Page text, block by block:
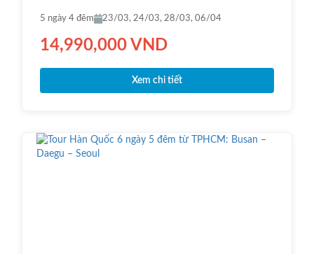
5 ngày 4 đêm 23/03, 24/03, 28/03, 06/04
14,990,000 VND
Xem chi tiết